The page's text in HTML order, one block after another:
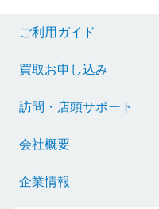
ご利用ガイド
買取お申し込み
訪問・店頭サポート
会社概要
企業情報